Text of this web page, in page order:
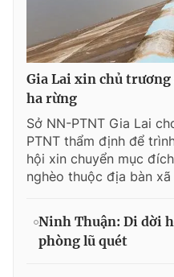
Gia Lai xin chủ
ha rừng
Sở NN-PTNT Gia Lai
PTNT thẩm định để
hội xin chuyển mục
nghèo thuộc địa bàn xã
Ninh Thuận: Di dời
phòng lũ quét